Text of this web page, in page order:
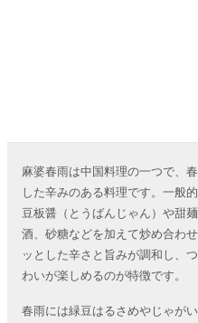
麻婆春雨は中国料理の一つで、
した辛みのある料理です。一般
豆板醤（とうばんじゃん）や甜
酒、砂糖などを加えて炒め合わ
ッとした辛さと旨みが調和し、
わいが楽しめるのが特徴です。
春雨には緑豆はるさめやじゃが